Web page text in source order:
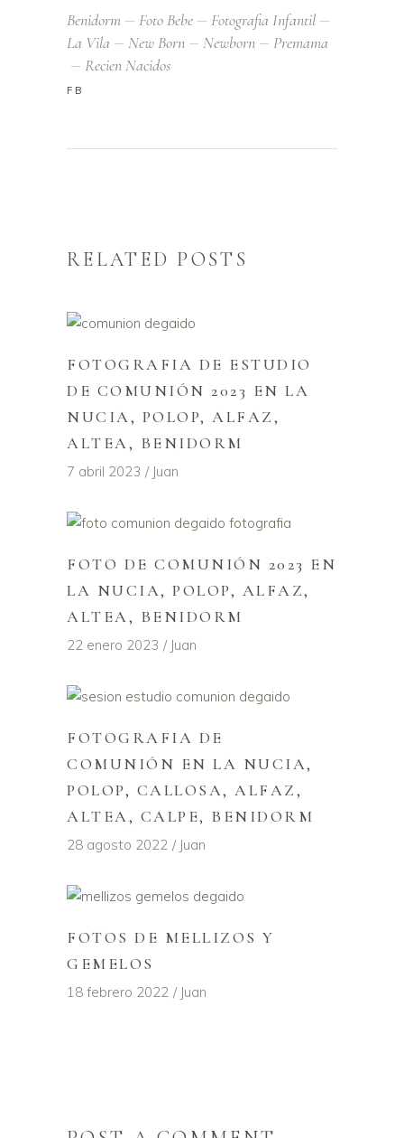
Benidorm Foto Bebe
Fotografia Infantil
La Vila
New Born Newborn
Premama
Recien Nacidos
FB
RELATED POSTS
FOTOGRAFIA DE ESTUDIO
DE COMUNIÓN 2023 EN LA
NUCIA, POLOP, ALFAZ,
ALTEA, BENIDORM
7 abril 2023 Juan
FOTO DE COMUNIÓN 2023 EN
LA NUCIA, POLOP, ALFAZ,
ALTEA, BENIDORM
22 enero 2023 Juan
FOTOGRAFIA DE
COMUNIÓN EN LA NUCIA,
POLOP, CALLOSA, ALFAZ,
ALTEA, CALPE, BENIDORM
28 agosto 2022 Juan
FOTOS DE MELLIZOS Y
GEMELOS
18 febrero 2022 Juan